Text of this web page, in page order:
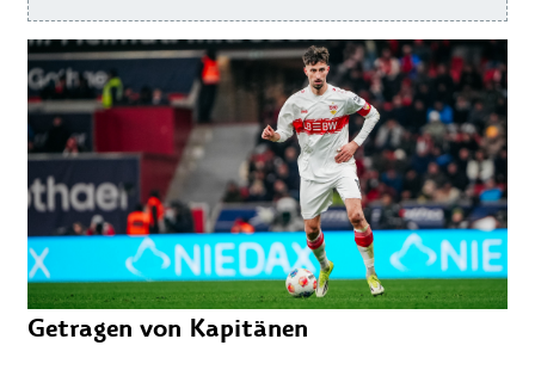
Getragen von Kapitänen